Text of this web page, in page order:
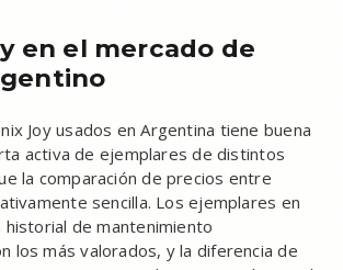
en el mercado de
Joy usados en Argentina tiene buena
activa de ejemplares de distintos
la comparación de precios entre
sencilla. Los ejemplares en
de mantenimiento
los más valorados, y la diferencia de